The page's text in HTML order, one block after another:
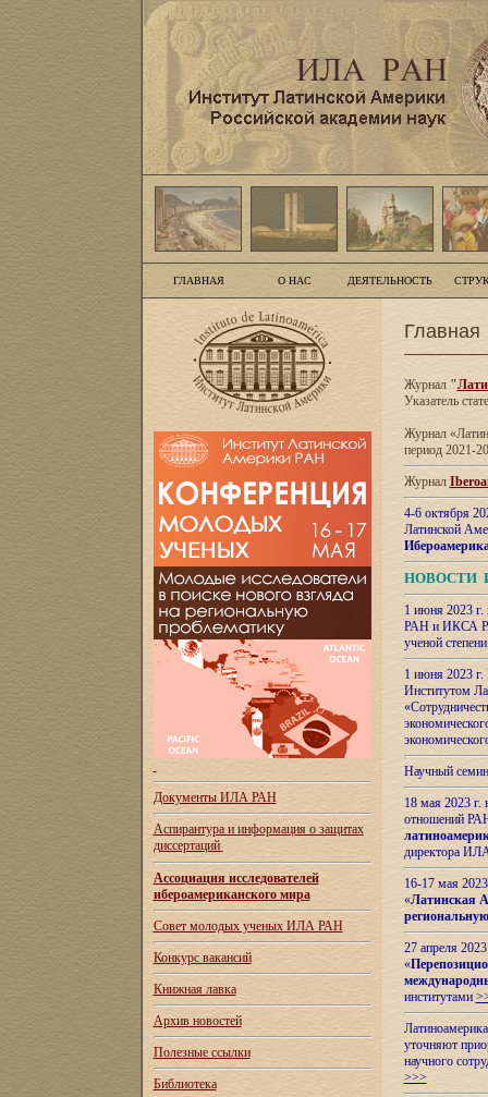
ГЛАВНАЯ О НАС ДЕЯТЕЛЬНОСТЬ
Документы ИЛА РАН
Аспирантура и информация о защитах
диссертаций
Ассоциация исследователей
ибероамериканского мира
Совет молодых ученых ИЛА РАН
Конкурс вакансий
Книжная лавка
Архив новостей
Полезные ссылки
Библиотека
Главная
Журнал"
Указатель
Журнал
период 2021-
Журнал
4-6 октября
Латинской
НОВОСТИ
1 июня 2023
РАН и ИКСА
ученой
1 июня 2023
Институтом
Научный
18 мая 2023
отношений
директора
16-17 мая
«Латинская
27 апреля
«
институтами
уточняют
научного
>>>